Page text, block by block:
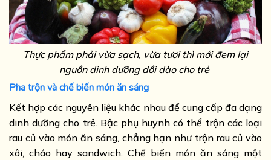
Thực phẩm phải vừa sạch, vừa tươi thì mới đem lại
nguồn dinh dưỡng dồi dào cho trẻ
Pha trộn và chế biến món ăn sáng
Kết hợp các nguyên liệu khác nhau để cung cấp đa dạng
dinh dưỡng cho trẻ. Bậc phụ huynh có thể trộn các loại
rau củ vào món ăn sáng, chẳng hạn như trộn rau củ vào
xôi, cháo hay sandwich. Chế biến món ăn sáng một